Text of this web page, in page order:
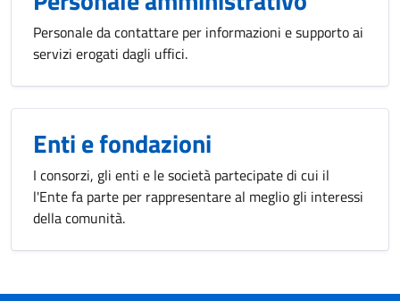
Personale da contattare per informazioni e supporto ai
servizi erogati dagli uffici.
Enti e fondazioni
I consorzi, gli enti e le società partecipate di cui il
l'Ente fa parte per rappresentare al meglio gli interessi
della comunità.